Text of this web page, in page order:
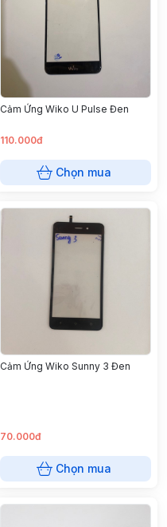
Cảm Ứng Wiko U Pulse Đen
110.000đ
Chọn mua
Cảm Ứng Wiko Sunny 3 Đen
70.000đ
Chọn mua